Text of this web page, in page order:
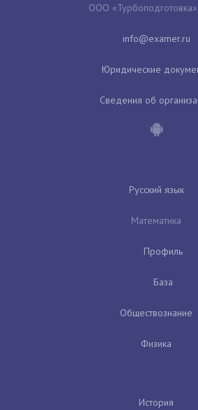
ООО
Юридические
Сведения об
Русский язык
Математика
Профиль
База
Обществознание
Физика
История